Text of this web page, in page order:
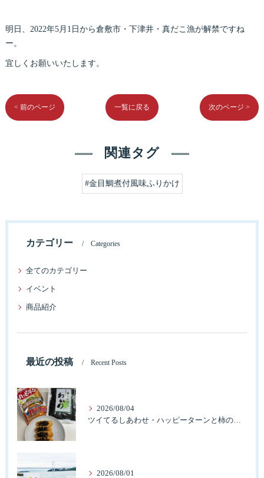
明日、2022年5月1日から倉敷市・下津井・真だこ漁が解禁ですね
ー。
宜しくお願いいたします。
< 前のページ 一覧に戻る 次のページ >
関連タグ
#金目鯛煮付風味ふりかけ
カテゴリー Categories
全てのカテゴリー
イベント
商品紹介
最近の投稿 Recent Posts
2026/08/04
ツイてるしあわせ・ハッピーターンと柿の種とそふとわかめふりかけとタコふりかけ・ハッピーコラボレーション
2026/08/01